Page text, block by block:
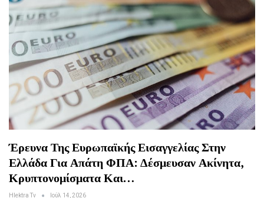
Έρευνα Της Ευρωπαϊκής Εισαγγελίας Στην
Ελλάδα Για Απάτη ΦΠΑ: Δέσμευσαν Ακίνητα,
Κρυπτονομίσματα Και…
Hlektra Tv Ιούλ 14, 2026